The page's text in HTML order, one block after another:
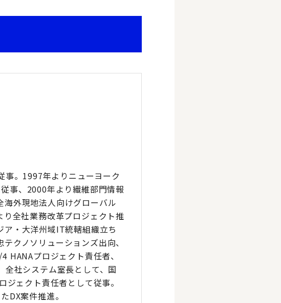
。1997年よりニューヨーク
事、2000年より繊維部門情報
外現地法人向けグローバル
全社業務改革プロジェクト推
・大洋州域IT統轄組織立ち
クノソリューションズ出向、
HANAプロジェクト責任者、
社システム室長として、国
ェクト責任者として従事。
DX案件推進。